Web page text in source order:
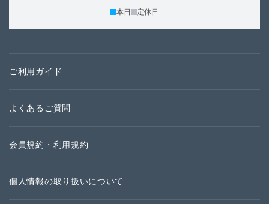
本日 定休日
ご利用ガイド
よくあるご質問
会員規約・利用規約
個人情報の取り扱いについて